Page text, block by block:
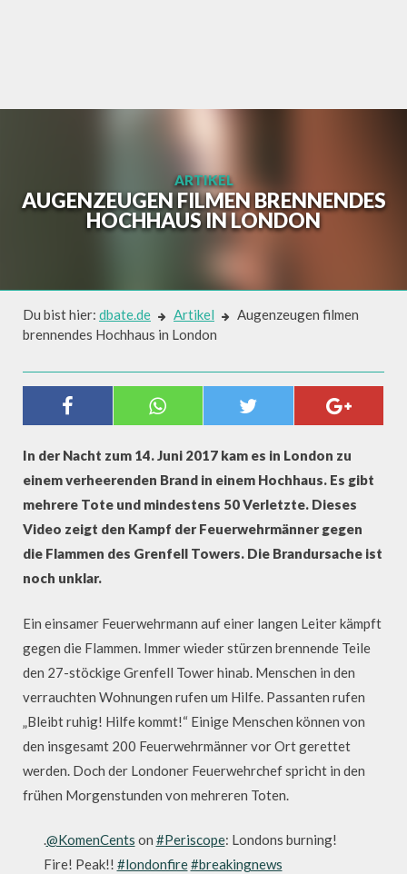
ARTIKEL
AUGENZEUGEN FILMEN BRENNENDES
HOCHHAUS IN LONDON
Du bist hier: dbate.de Artikel
Augenzeugen filmen
brennendes Hochhaus in London
AUGENZEUGEN FILMEN
BRENNENDES HOCHHAUS IN
In der Nacht zum 14. Juni 2017 kam es in London zu
einem verheerenden Brand in einem Hochhaus. Es gibt
mehrere Tote und mindestens 50 Verletzte. Dieses
Video zeigt den Kampf der Feuerwehrmänner gegen
die Flammen des Grenfell Towers. Die Brandursache ist
noch unklar.
Ein einsamer Feuerwehrmann auf einer langen Leiter kämpft
gegen die Flammen. Immer wieder stürzen brennende Teile
den 27-stöckige Grenfell Tower hinab. Menschen in den
verrauchten Wohnungen rufen um Hilfe. Passanten rufen
„Bleibt ruhig! Hilfe kommt!“ Einige Menschen können von
den insgesamt 200 Feuerwehrmänner vor Ort gerettet
werden. Doch der Londoner Feuerwehrchef spricht in den
frühen Morgenstunden von mehreren Toten.
.@KomenCents on #Periscope: Londons burning!
Fire! Peak!! #londonfire#breakingnews